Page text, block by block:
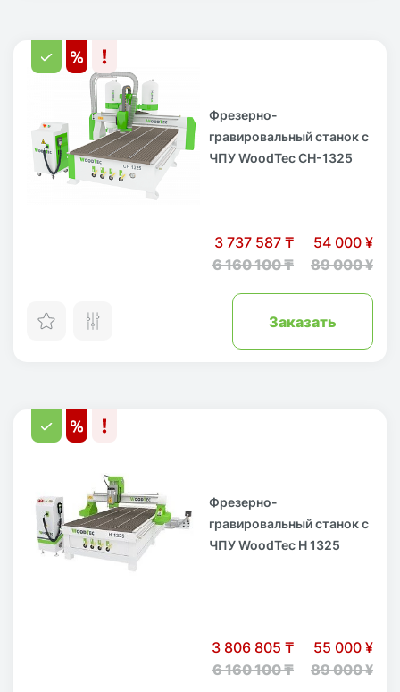
Фрезерно-
гравировальный станок с
ЧПУ WoodTec CH-1325
3 737 587 ₸
6 160 100 ₸
54 000 ¥
89 000 ¥
Заказать
Фрезерно-
гравировальный станок с
ЧПУ WoodTec H 1325
3 806 805 ₸
6 160 100 ₸
55 000 ¥
89 000 ¥